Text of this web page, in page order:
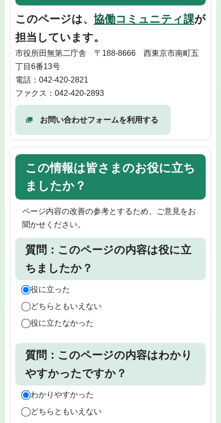
このページは、 協働コミュニティ課が
担当しています。
市役所田無第二庁舎 〒188-8666 西東京市南町五
丁目6番13号
電話：042-420-2821
ファクス：042-420-2893
お問い合わせフォームを利用する
この情報は皆さまのお役に立ち
ましたか？
ページ内容の改善の参考とするため、ご意見をお
聞かせください。
質問：このページの内容は役に立
ちましたか？
役に立った
どちらともいえない
役に立たなかった
質問：このページの内容はわかり
やすかったですか？
わかりやすかった
どちらともいえない